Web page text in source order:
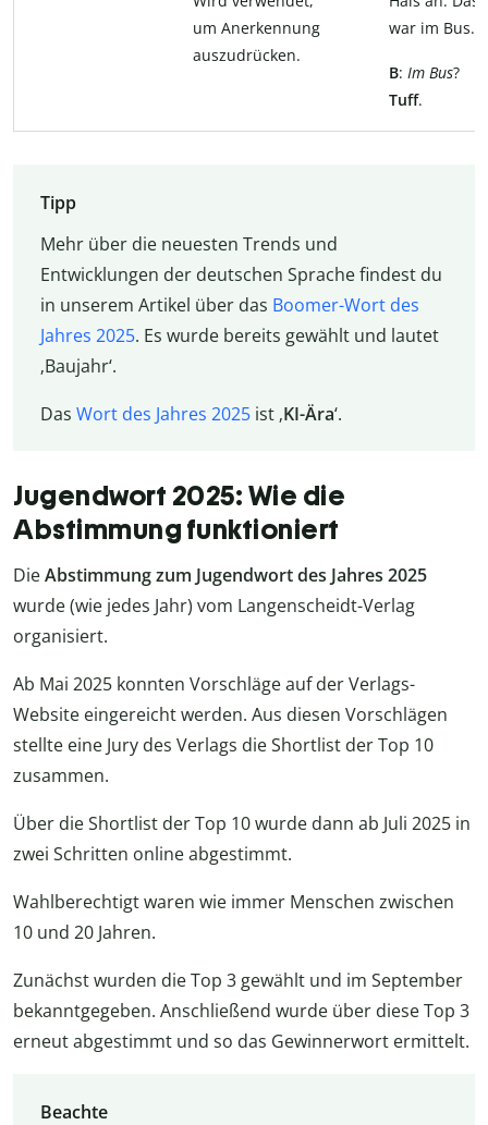
um Anerkennung
auszudrücken.
war im Bus.
B: Im Bus?
Tuff.
Tipp
Mehr über die neuesten Trends und
Entwicklungen der deutschen Sprache findest du
in unserem Artikel über das Boomer-Wort des
Jahres 2025. Es wurde bereits gewählt und lautet
‚Baujahr‘.
Das Wort des Jahres 2025 ist ‚KI-Ära‘.
Jugendwort 2025: Wie die
Abstimmung funktioniert
DieAbstimmung zum Jugendwort des Jahres 2025
wurde (wie jedes Jahr) vom Langenscheidt-Verlag
organisiert.
Ab Mai 2025 konnten Vorschläge auf der Verlags-
Website eingereicht werden. Aus diesen Vorschlägen
stellte eine Jury des Verlags die Shortlist der Top 10
zusammen.
Über die Shortlist der Top 10 wurde dann ab Juli 2025 in
zwei Schritten online abgestimmt.
Wahlberechtigt waren wie immer Menschen zwischen
10 und 20 Jahren.
Zunächst wurden die Top 3 gewählt und im September
bekanntgegeben. Anschließend wurde über diese Top 3
erneut abgestimmt und so das Gewinnerwort ermittelt.
Beachte